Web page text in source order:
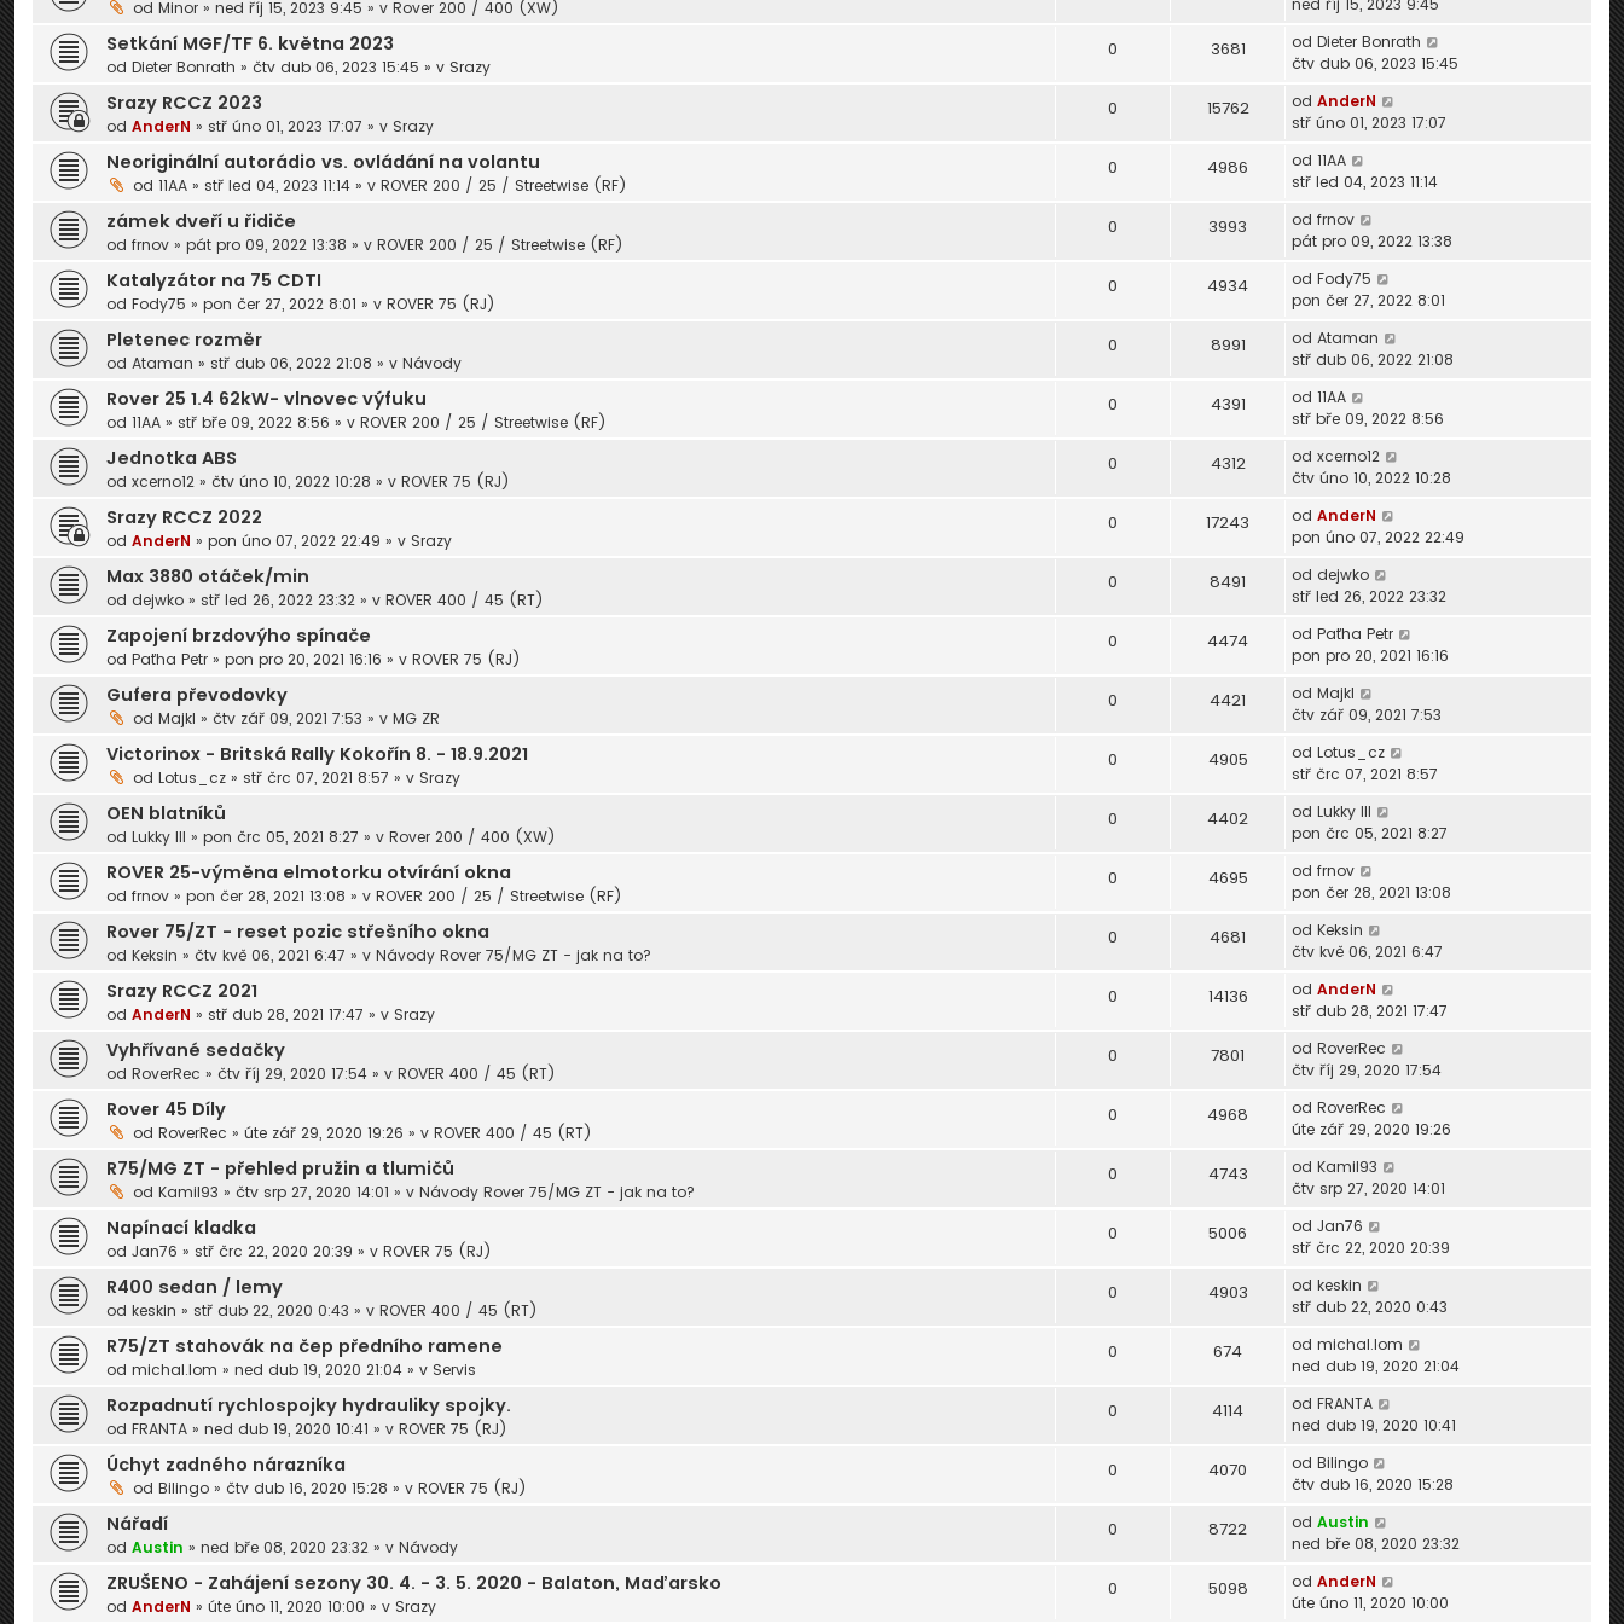
od Minor » ned říj 15, 2023 9:45 » v Rover 200 / 400 (XW) ned říj 15, 2023 9:45
Setkání MGF/TF 6. května 2023
od Dieter Bonrath » čtv dub 06, 2023 15:45 » v Srazy
0 3681 od Dieter Bonrath
čtv dub 06, 2023 15:45
Srazy RCCZ 2023
od AnderN » stř úno 01, 2023 17:07 » v Srazy
0 15762 od AnderN
stř úno 01, 2023 17:07
Neoriginální autorádio vs. ovládání na volantu
od 11AA » stř led 04, 2023 11:14 » v ROVER 200 / 25 / Streetwise (RF)
0 4986 od 11AA
stř led 04, 2023 11:14
zámek dveří u řidiče
od frnov » pát pro 09, 2022 13:38 » v ROVER 200 / 25 / Streetwise (RF)
0 3993 od frnov
pát pro 09, 2022 13:38
Katalyzátor na 75 CDTI
od Fody75 » pon čer 27, 2022 8:01 » v ROVER 75 (RJ)
0 4934 od Fody75
pon čer 27, 2022 8:01
Pletenec rozměr
od Ataman » stř dub 06, 2022 21:08 » v Návody
0 8991 od Ataman
stř dub 06, 2022 21:08
Rover 25 1.4 62kW- vlnovec výfuku
od 11AA » stř bře 09, 2022 8:56 » v ROVER 200 / 25 / Streetwise (RF)
0 4391 od 11AA
stř bře 09, 2022 8:56
Jednotka ABS
od xcerno12 » čtv úno 10, 2022 10:28 » v ROVER 75 (RJ)
0 4312 od xcerno12
čtv úno 10, 2022 10:28
Srazy RCCZ 2022
od AnderN » pon úno 07, 2022 22:49 » v Srazy
0 17243 od AnderN
pon úno 07, 2022 22:49
Max 3880 otáček/min
od dejwko » stř led 26, 2022 23:32 » v ROVER 400 / 45 (RT)
0 8491 od dejwko
stř led 26, 2022 23:32
Zapojení brzdovýho spínače
od Paťha Petr » pon pro 20, 2021 16:16 » v ROVER 75 (RJ)
0 4474 od Paťha Petr
pon pro 20, 2021 16:16
Gufera převodovky
od Majkl » čtv zář 09, 2021 7:53 » v MG ZR
0 4421 od Majkl
čtv zář 09, 2021 7:53
Victorinox - Britská Rally Kokořín 8. - 18.9.2021
od Lotus_cz » stř črc 07, 2021 8:57 » v Srazy
0 4905 od Lotus_cz
stř črc 07, 2021 8:57
OEN blatníků
od Lukky III » pon črc 05, 2021 8:27 » v Rover 200 / 400 (XW)
0 4402 od Lukky III
pon črc 05, 2021 8:27
ROVER 25-výměna elmotorku otvírání okna
od frnov » pon čer 28, 2021 13:08 » v ROVER 200 / 25 / Streetwise (RF)
0 4695 od frnov
pon čer 28, 2021 13:08
Rover 75/ZT - reset pozic střešního okna
od Keksin » čtv kvě 06, 2021 6:47 » v Návody Rover 75/MG ZT - jak na to?
0 4681 od Keksin
čtv kvě 06, 2021 6:47
Srazy RCCZ 2021
od AnderN » stř dub 28, 2021 17:47 » v Srazy
0 14136 od AnderN
stř dub 28, 2021 17:47
Vyhřívané sedačky
od RoverRec » čtv říj 29, 2020 17:54 » v ROVER 400 / 45 (RT)
0 7801 od RoverRec
čtv říj 29, 2020 17:54
Rover 45 Díly
od RoverRec » úte zář 29, 2020 19:26 » v ROVER 400 / 45 (RT)
0 4968 od RoverRec
úte zář 29, 2020 19:26
R75/MG ZT - přehled pružin a tlumičů
od Kamil93 » čtv srp 27, 2020 14:01 » v Návody Rover 75/MG ZT - jak na to?
0 4743 od Kamil93
čtv srp 27, 2020 14:01
Napínací kladka
od Jan76 » stř črc 22, 2020 20:39 » v ROVER 75 (RJ)
0 5006 od Jan76
stř črc 22, 2020 20:39
R400 sedan / lemy
od keskin » stř dub 22, 2020 0:43 » v ROVER 400 / 45 (RT)
0 4903 od keskin
stř dub 22, 2020 0:43
R75/ZT stahovák na čep předního ramene
od michal.lom » ned dub 19, 2020 21:04 » v Servis
0 674 od michal.lom
ned dub 19, 2020 21:04
Rozpadnutí rychlospojky hydrauliky spojky.
od FRANTA » ned dub 19, 2020 10:41 » v ROVER 75 (RJ)
0 4114 od FRANTA
ned dub 19, 2020 10:41
Úchyt zadného nárazníka
od Bilingo » čtv dub 16, 2020 15:28 » v ROVER 75 (RJ)
0 4070 od Bilingo
čtv dub 16, 2020 15:28
Nářadí
od Austin » ned bře 08, 2020 23:32 » v Návody
0 8722 od Austin
ned bře 08, 2020 23:32
ZRUŠENO - Zahájení sezony 30. 4. - 3. 5. 2020 - Balaton, Maďarsko
od AnderN » úte úno 11, 2020 10:00 » v Srazy
0 5098 od AnderN
úte úno 11, 2020 10:00